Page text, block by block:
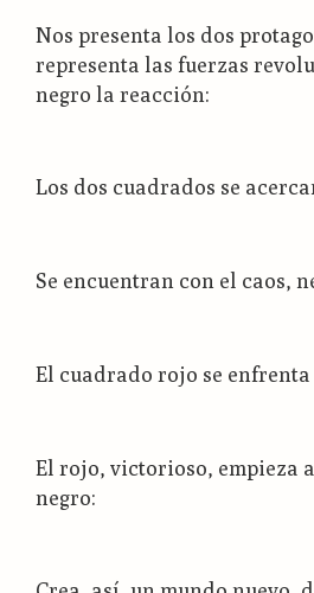
Nos presenta los dos
representa las fuerzas
negro la reacción:
Los dos cuadrados se
Se encuentran con el caos,
El cuadrado rojo se enfrenta
El rojo, victorioso, empieza
negro: